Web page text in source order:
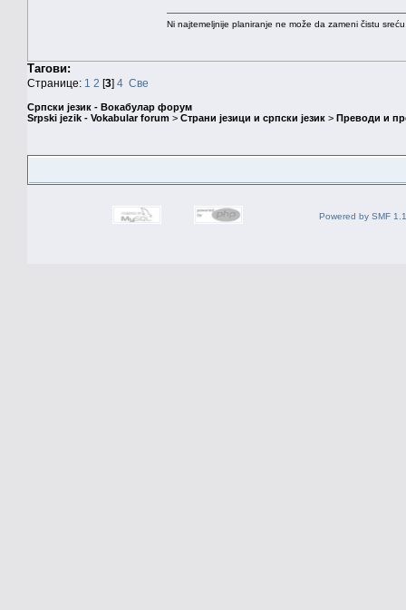
Ni najtemeljnije planiranje ne može da zameni čistu
Тагови:
Странице: 1 2 [3] 4 Све
Српски језик - Вокабулар форум
Srpski jezik - Vokabular forum > Страни језици и српски језик > Преводи и
Powered by SMF